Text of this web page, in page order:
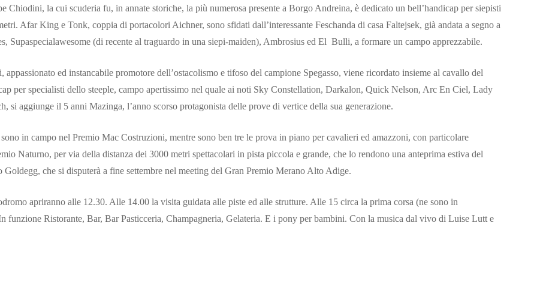
Chiodini, la cui scuderia fu, in annate storiche, la più numerosa presente a Borgo Andreina, è dedicato un bell’handicap per siepisti
Afar King e Tonk, coppia di portacolori Aichner, sono sfidati dall’interessante Feschanda di casa Faltejsek, già andata a segno a
Supaspecialawesome (di recente al traguardo in una siepi-maiden), Ambrosius ed El Bulli, a formare un campo apprezzabile.
appassionato ed instancabile promotore dell’ostacolismo e tifoso del campione Spegasso, viene ricordato insieme al cavallo del
per specialisti dello steeple, campo apertissimo nel quale ai noti Sky Constellation, Darkalon, Quick Nelson, Arc En Ciel, Lady
si aggiunge il 5 anni Mazinga, l’anno scorso protagonista delle prove di vertice della sua generazione.
in campo nel Premio Mac Costruzioni, mentre sono ben tre le prova in piano per cavalieri ed amazzoni, con particolare
Naturno, per via della distanza dei 3000 metri spettacolari in pista piccola e grande, che lo rendono una anteprima estiva del
Goldegg, che si disputerà a fine settembre nel meeting del Gran Premio Merano Alto Adige.
apriranno alle 12.30. Alle 14.00 la visita guidata alle piste ed alle strutture. Alle 15 circa la prima corsa (ne sono in
funzione Ristorante, Bar, Bar Pasticceria, Champagneria, Gelateria. E i pony per bambini. Con la musica dal vivo di Luise Lutt e